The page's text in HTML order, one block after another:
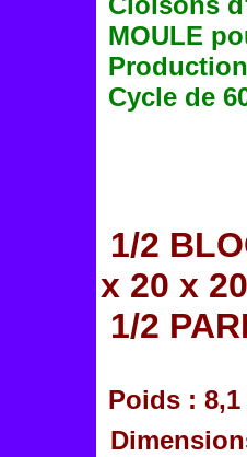
MOULE
Cycle de
1/2
x 20 x 20
1/2
Poids :